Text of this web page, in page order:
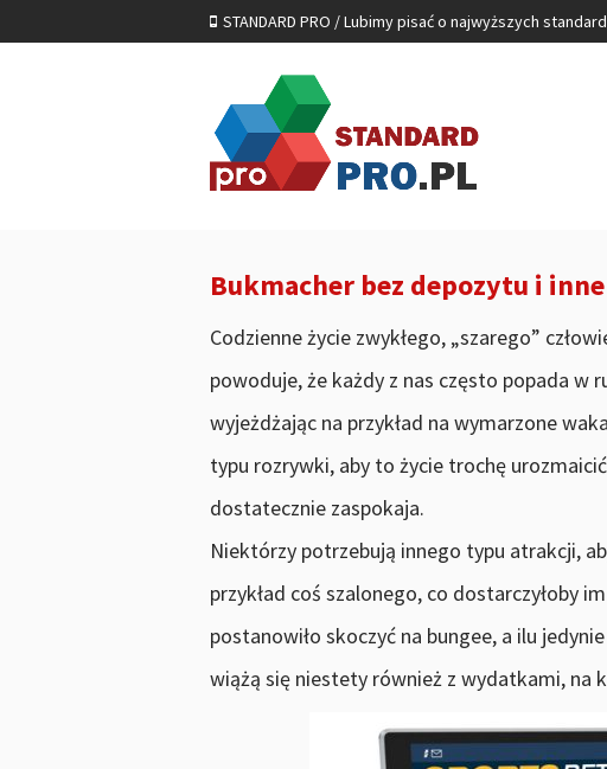
STANDARD PRO / Lubimy pisać o najwyższych
Bukmacher bez depozytu i
Codzienne życie zwykłego, „szarego”
powoduje, że każdy z nas często popada w
wyjeżdżając na przykład na wymarzone
typu rozrywki, aby to życie trochę
dostatecznie zaspokaja.
Niektórzy potrzebują innego typu atrakcji,
przykład coś szalonego, co dostarczyłoby
postanowiło skoczyć na bungee, a ilu
wiążą się niestety również z wydatkami, na